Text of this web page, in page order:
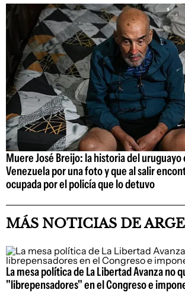
Muere José Breijo: la historia del
Venezuela por una foto y que al salir
ocupada por el policía que lo detuvo
MÁS NOTICIAS DE
La mesa política de La Libertad Avanza no
"librepensadores" en el Congreso e